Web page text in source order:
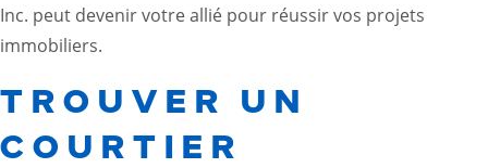
Inc. peut devenir votre allié pour réussir vos projets
immobiliers.
TROUVER UN
COURTIER